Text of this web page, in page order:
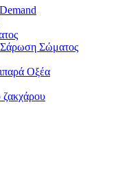
Σάρωση Σώματος
Οξέα
ζακχάρου